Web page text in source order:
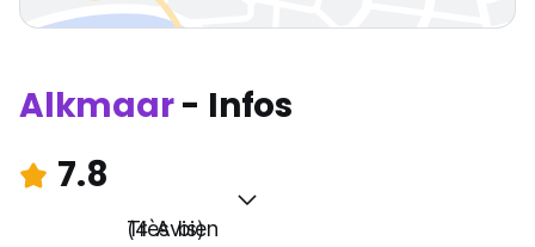
Alkmaar- Infos
7.8
Très bien
(4 Avis)